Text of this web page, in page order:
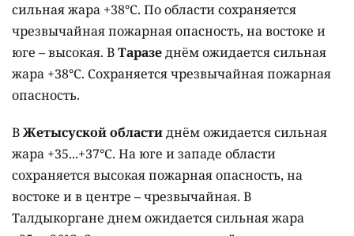
сильная жара +38°C. По области сохраняется
чрезвычайная пожарная опасность, на востоке и
юге – высокая. ВТаразеднём ожидается сильная
жара +38°C. Сохраняется чрезвычайная пожарная
опасность.
ВЖетысуской областиднём ожидается сильная
жара +35...+37°C. На юге и западе области
сохраняется высокая пожарная опасность, на
востоке и в центре – чрезвычайная. В
Талдыкоргане днем ожидается сильная жара